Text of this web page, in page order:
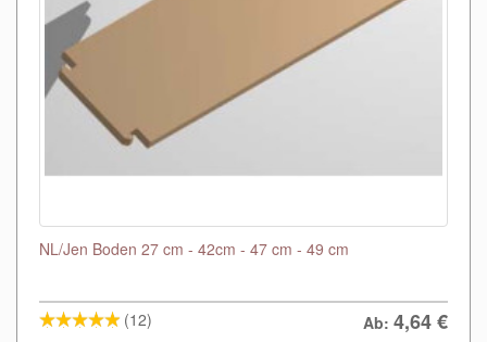
NL/Jen Boden 27 cm - 42cm - 47 cm - 49 cm
(12) Ab: 4,64€